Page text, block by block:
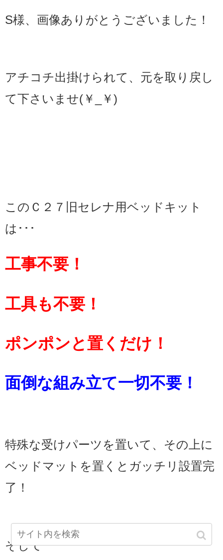
S様、画像ありがとうございました！
アチコチ出掛けられて、元を取り戻し
て下さいませ(￥_￥)
このＣ２７旧セレナ用ベッドキット
は ･･･
工事不要！
工具も不要！
ポンポンと置くだけ！
面倒な組み立て一切不要！
特殊な受けパーツを置いて、その上に
ベッドマットを置くとガッチリ設置完
了！
そして･･･